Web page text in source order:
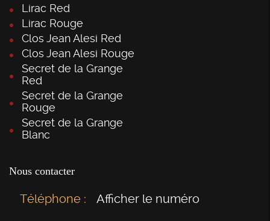
Lirac Red
Lirac Rouge
Clos Jean Alesi Red
Clos Jean Alesi Rouge
Secret de la Grange
Red
Secret de la Grange
Rouge
Secret de la Grange
Blanc
Nous contacter
Téléphone : Afficher le numéro